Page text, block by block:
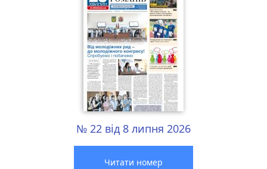
№ 22 від 8 липня 2026
Читати номер